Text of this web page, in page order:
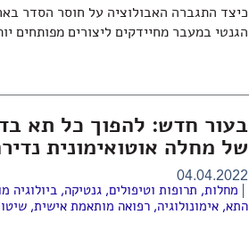
כיצד התגברה האבולוציה על חוסר הסדר
הגנטי במעבר מחיידקים ליצורים מפותחים
בעור חדש: להפוך כל תא
של מחלה אוטואימונית
04.04.2022
מחלות, תרופות וטיפולים,גנטיקה,ביולוגיה
התא,אימונולוגיה,רפואה מותאמת אישית,